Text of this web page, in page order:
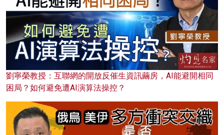
劉寧榮教授：互聯網的開放反催生資訊繭房，AI能避開相同
困局？如何避免遭AI演算法操控？